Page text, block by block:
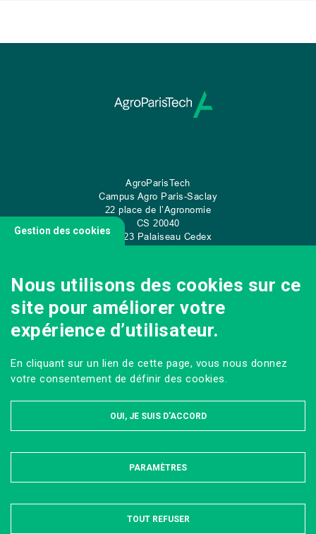
AgroParisTech
Campus Agro Paris-Saclay
22 place de l’Agronomie
CS 20040
91 123 Palaiseau Cedex
CONTACT
MENTIONS LÉGALES ET DONNÉES PERSONNELLES
Gestion des cookies
Nous utilisons des cookies sur ce
site pour améliorer votre
expérience d’utilisateur.
En cliquant sur un lien de cette page, vous nous donnez
votre consentement de définir des cookies.
OUI, JE SUIS D'ACCORD
MASQUER
PARAMÈTRES
TOUT REFUSER